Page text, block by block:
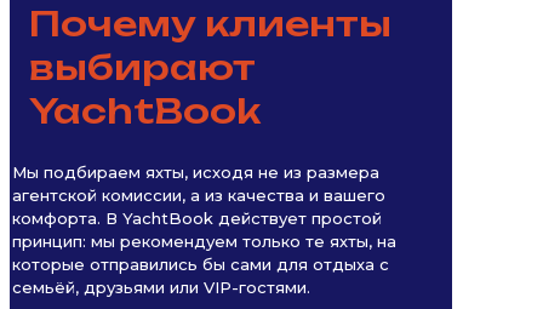
Почему клиенты
выбирают
YachtBook
Мы подбираем яхты, исходя не из размера
агентской комиссии, а из качества и вашего
комфорта. В YachtBook действует простой
принцип: мы рекомендуем только те яхты, на
которые отправились бы сами для отдыха с
семьёй, друзьями или VIP-гостями.